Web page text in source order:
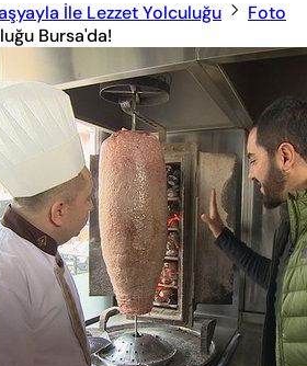
İle Lezzet Yolculuğu
Foto
Bursa'da!